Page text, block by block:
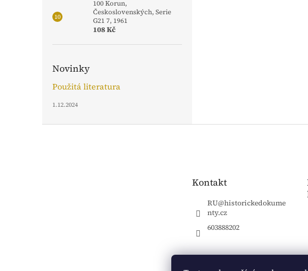
100 Korun,
Československých, Serie
G21 7, 1961
108 Kč
Novinky
Použitá literatura
1.12.2024
Kontakt
RU@historickedokume
nty.cz
603888202